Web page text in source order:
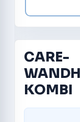
CARE-
KOMBI